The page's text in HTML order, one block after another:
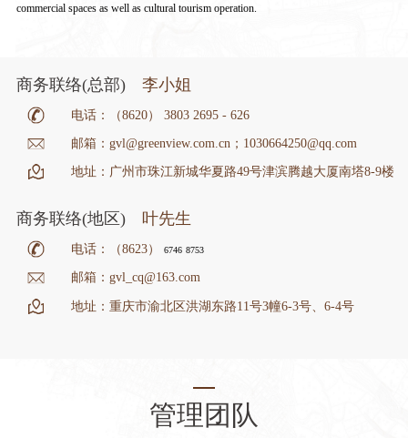
commercial spaces as well as cultural tourism operation.
商务联络(总部) 李小姐
电话：（8620） 3803 2695 - 626
邮箱：gvl@greenview.com.cn；1030664250@qq.com
地址：广州市珠江新城华夏路49号津滨腾越大厦南塔8-9楼
商务联络(地区) 叶先生
电话：（8623） 6746 8753
邮箱：gvl_cq@163.com
地址：重庆市渝北区洪湖东路11号3幢6-3号、6-4号
管理团队